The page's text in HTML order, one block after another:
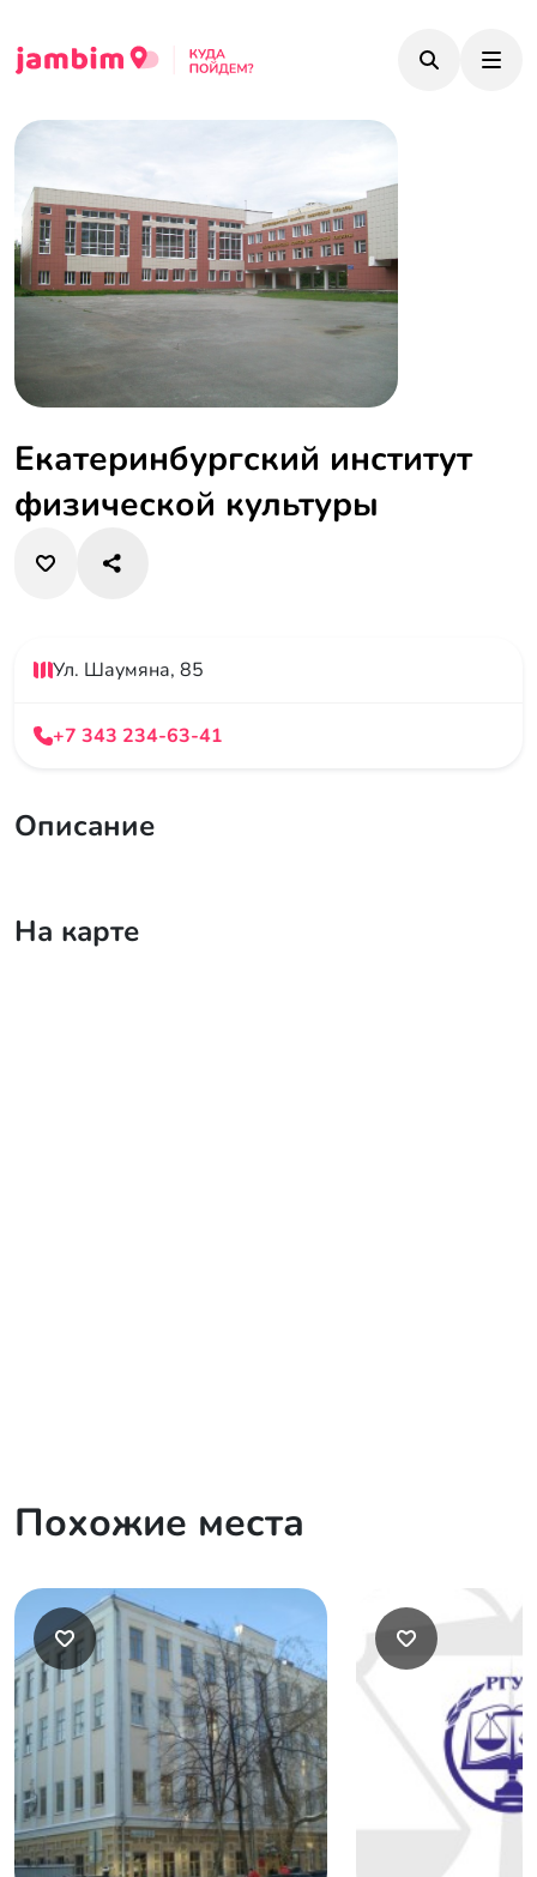
Екатеринбургский институт
физической культуры
Ул. Шаумяна, 85
+7 343 234-63-41
Описание
На карте
Похожие места